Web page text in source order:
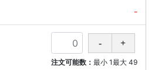
-
注文可能数： 最小 1最大 49